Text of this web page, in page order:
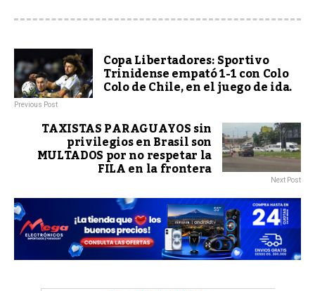
Copa Libertadores: Sportivo
Trinidense empató 1-1 con Colo
Colo de Chile, en el juego de ida.
Previous Post
TAXISTAS PARAGUAYOS sin
privilegios en Brasil son
MULTADOS por no respetar la
FILA en la frontera Next Post